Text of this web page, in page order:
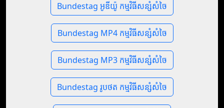
Bundestag អូឌីយ៉ូ កម្មវិធីសន្សំសំចៃ
Bundestag MP4 កម្មវិធីសន្សំសំចៃ
Bundestag MP3 កម្មវិធីសន្សំសំចៃ
Bundestag រូបថត កម្មវិធីសន្សំសំចៃ